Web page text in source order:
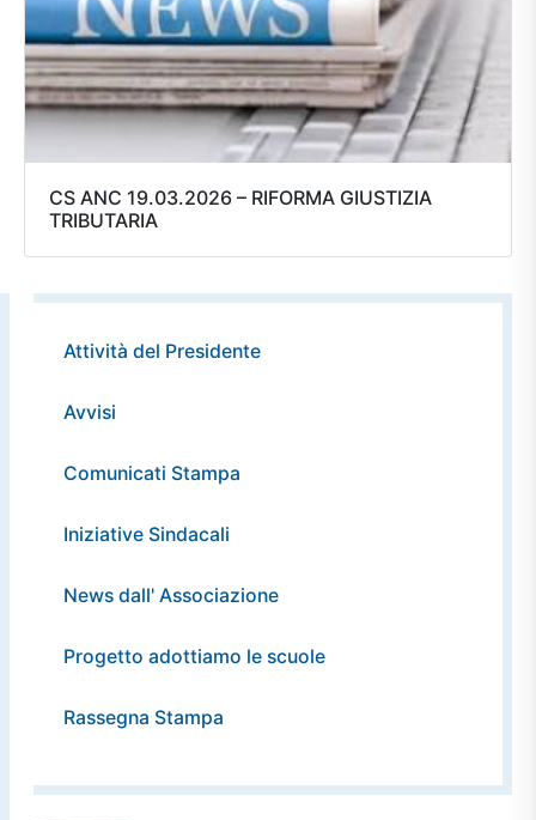
CS ANC 19.03.2026 – RIFORMA GIUSTIZIA
TRIBUTARIA
Attività del Presidente
Avvisi
Comunicati Stampa
Iniziative Sindacali
News dall' Associazione
Progetto adottiamo le scuole
Rassegna Stampa